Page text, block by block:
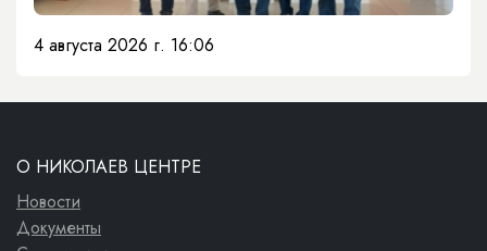
4 августа 2026 г. 16:06
О НИКОЛАЕВ ЦЕНТРЕ
Новости
Документы